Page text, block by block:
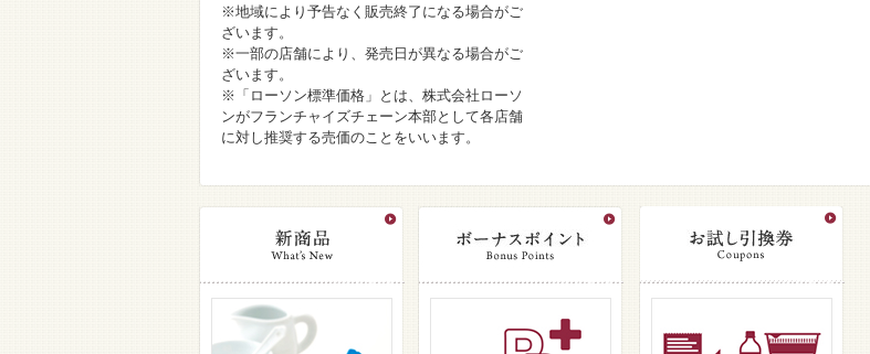
※地域により予告なく販売終了になる場合がご
ざいます。
※一部の店舗により、発売日が異なる場合がご
ざいます。
※「ローソン標準価格」とは、株式会社ローソ
ンがフランチャイズチェーン本部として各店舗
に対し推奨する売価のことをいいます。